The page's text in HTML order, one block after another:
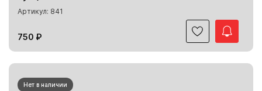
Артикул: 841
750 ₽
Нет в наличии